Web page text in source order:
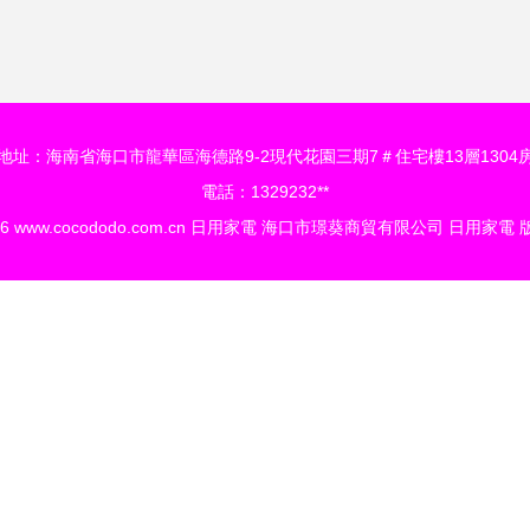
址：海南省海口市龍華區海德路9-2現代花園三期7＃住宅樓13層1304
電話：1329232**
www.cocododo.com.cn 日用家電 海口市璟葵商貿有限公司 日用家電